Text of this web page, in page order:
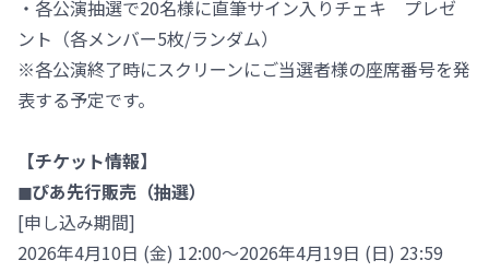
・各公演抽選で20名様に直筆サイン入りチェキ プレゼ
ント（各メンバー5枚/ランダム）
※各公演終了時にスクリーンにご当選者様の座席番号を発
表する予定です。
【チケット情報】
◼ぴあ先行販売（抽選）
[申し込み期間]
2026年4月10日 (金) 12:00～2026年4月19日 (日) 23:59